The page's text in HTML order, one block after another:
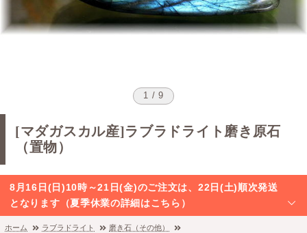
1 / 9
[マダガスカル産]ラブラドライト磨き原石
（置物）
8月16日(日)10時～21日(金)のご注文は、22日(土)順次発送
となります（夏季休業の詳細はこちら）
ホーム ラブラドライト
磨き石（その他）